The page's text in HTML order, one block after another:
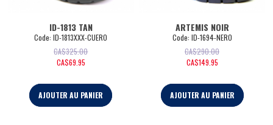
ID-1813 TAN
Code: ID-1813XXX-CUERO
CA$325.00
CA$69.95
AJOUTER AU PANIER
ARTEMIS NOIR
Code: ID-1694-NERO
CA$290.00
CA$149.95
AJOUTER AU PANIER